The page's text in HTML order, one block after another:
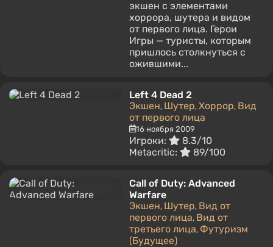
экшен с элементами
хоррора, шутера и видом
от первого лица. Герои
Игры — туристы, которым
пришлось столкнуться с
ожившими...
Left 4 Dead 2
Экшен, Шутер, Хоррор, Вид
от первого лица
16 ноября 2009
Игроки:
8.3/10
Metacritic:
89/100
Call of Duty: Advanced
Warfare
Экшен, Шутер, Вид от
первого лица, Вид от
третьего лица, Футуризм
(Будущее)